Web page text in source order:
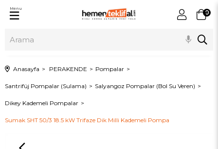
0
Menu
Anasayfa PERAKENDE Pompalar
Santrifüj Pompalar (Sulama) Salyangoz Pompalar (Bol Su Veren)
Dikey Kademeli Pompalar
Sumak SHT 50/3 18.5 kW Trifaze Dik Milli Kademeli Pompa